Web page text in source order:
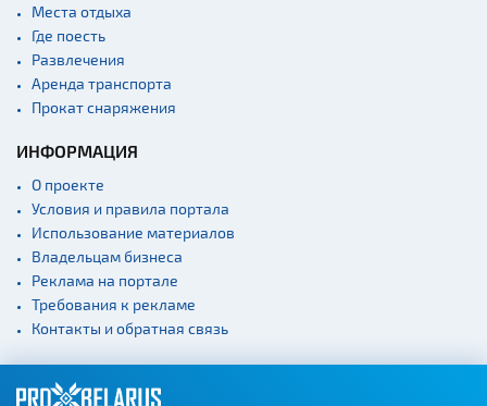
Места отдыха
Где поесть
Развлечения
Аренда транспорта
Прокат снаряжения
ИНФОРМАЦИЯ
О проекте
Условия и правила портала
Использование материалов
Владельцам бизнеса
Реклама на портале
Требования к рекламе
Контакты и обратная связь